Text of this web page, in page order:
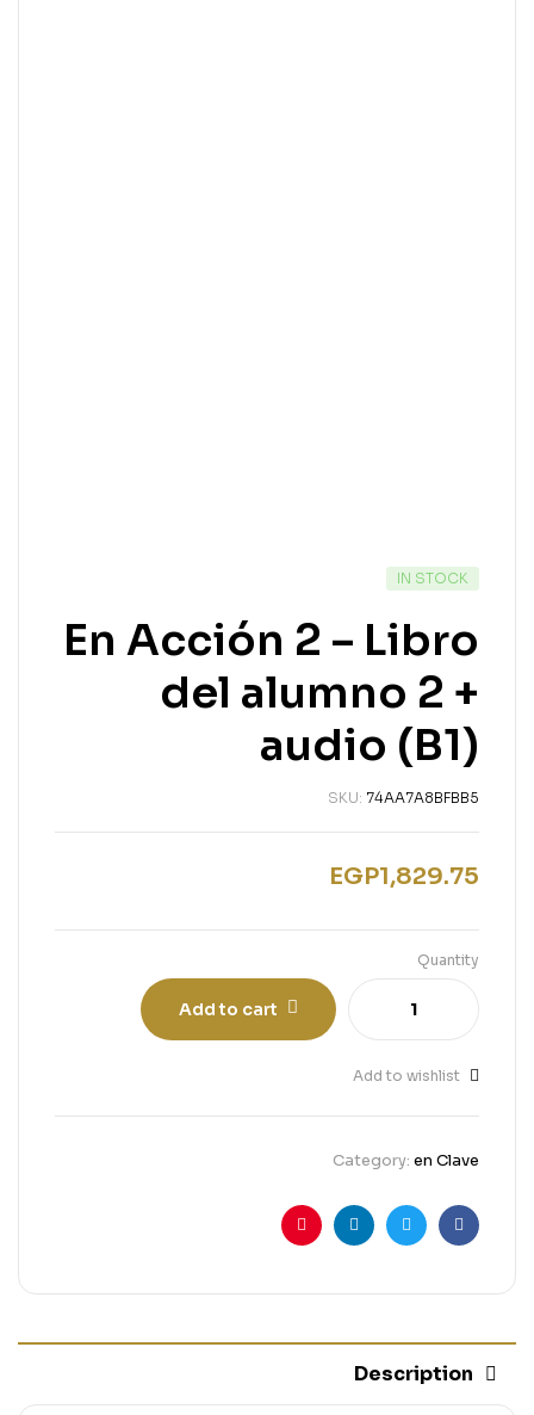
AVAILABILITY:
IN STOCK
En Acción 2 – Libro
del alumno 2 +
audio (B1)
SKU: 74AA7A8BFBB5
EGP1,829.75
Quantity
Add to cart
Add to wishlist
Category: en Clave
Facebook
Twitter
Linkedin
Pinterest
Description